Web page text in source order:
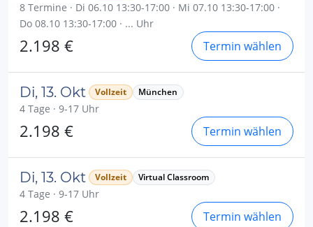
8 Termine · Di 06.10 13:30-17:00 · Mi 07.10 13:30-17:00 ·
Do 08.10 13:30-17:00 · ... Uhr
2.198 € Termin wählen
Di, 13. Okt Vollzeit München
4 Tage · 9-17 Uhr
2.198 € Termin wählen
Di, 13. Okt Vollzeit Virtual Classroom
4 Tage · 9-17 Uhr
2.198 € Termin wählen